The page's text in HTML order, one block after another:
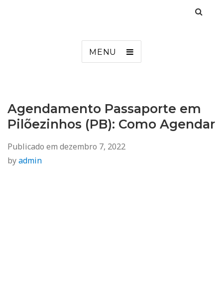
MENU
Agendamento Passaporte em
Pilõezinhos (PB): Como Agendar
Publicado em dezembro 7, 2022
byadmin